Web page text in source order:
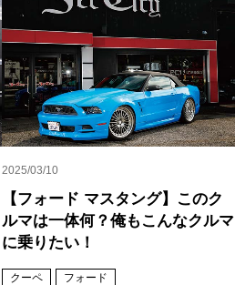
2025/03/10
【フォード マスタング】このク
ルマは一体何？俺もこんなクルマ
に乗りたい！
クーペ フォード